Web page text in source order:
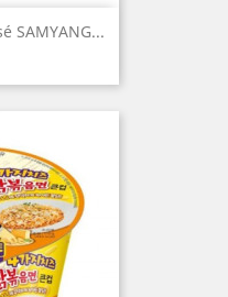
SAMYANG...